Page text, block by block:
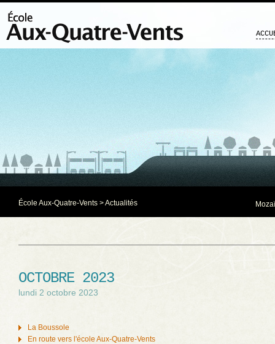
École Aux-Quatre-Vents >Actualités
OCTOBRE 2023
lundi 2 octobre 2023
La Boussole
En route vers l'école Aux-Quatre-Vents